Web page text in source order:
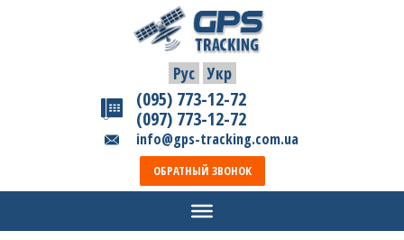
Рус Укр
(095) 773-12-72
(097) 773-12-72
info@gps-tracking.com.ua
ОБРАТНЫЙ ЗВОНОК